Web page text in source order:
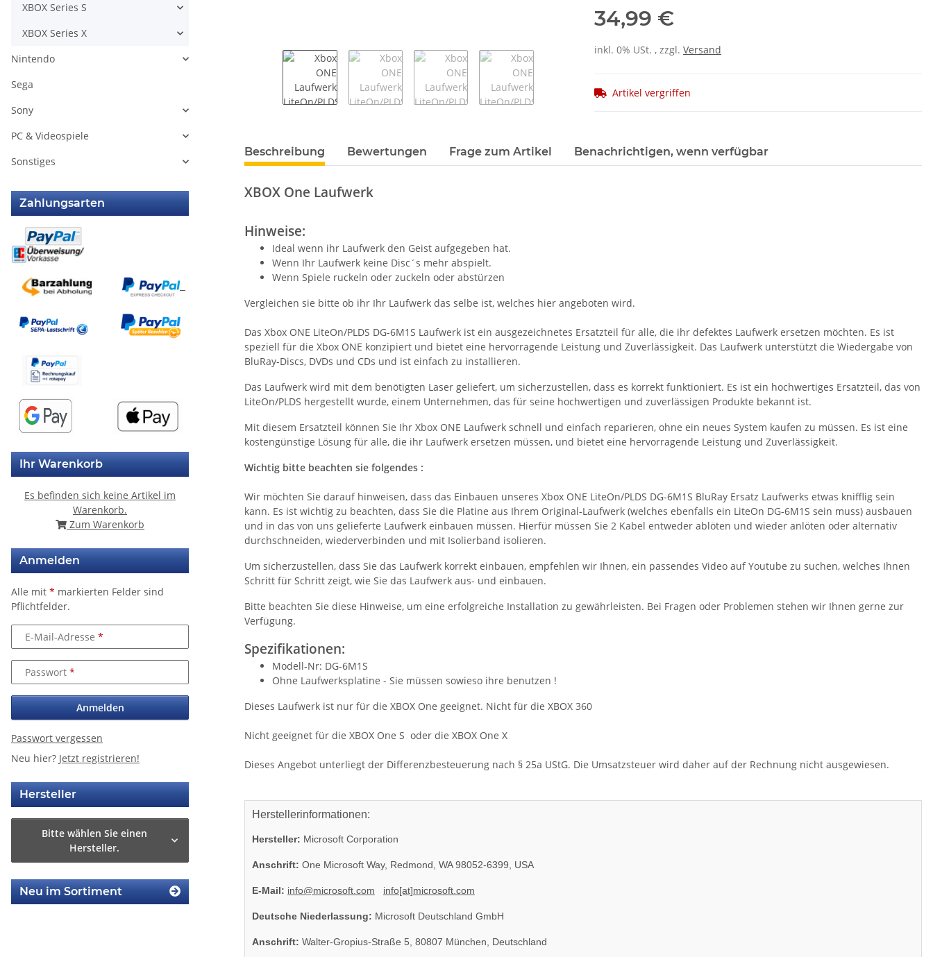
34,99 €
inkl. 0% USt. , zzgl. Versand
Artikel vergriffen
weitere Registerkarten anzeigen
Beschreibung Bewertungen Frage zum Artikel Benachrichtigen, wenn verfügbar
XBOX One Laufwerk
Hinweise:
Ideal wenn ihr Laufwerk den Geist aufgegeben hat.
Wenn Ihr Laufwerk keine Disc´s mehr abspielt.
Wenn Spiele ruckeln oder zuckeln oder abstürzen
Vergleichen sie bitte ob ihr Ihr Laufwerk das selbe ist, welches hier angeboten wird.
Das Xbox ONE LiteOn/PLDS DG-6M1S Laufwerk ist ein ausgezeichnetes Ersatzteil für alle, die ihr defektes Laufwerk ersetzen möchten. Es ist
speziell für die Xbox ONE konzipiert und bietet eine hervorragende Leistung und Zuverlässigkeit. Das Laufwerk unterstützt die Wiedergabe von
BluRay-Discs, DVDs und CDs und ist einfach zu installieren.
Das Laufwerk wird mit dem benötigten Laser geliefert, um sicherzustellen, dass es korrekt funktioniert. Es ist ein hochwertiges Ersatzteil, das von
LiteOn/PLDS hergestellt wurde, einem Unternehmen, das für seine hochwertigen und zuverlässigen Produkte bekannt ist.
Mit diesem Ersatzteil können Sie Ihr Xbox ONE Laufwerk schnell und einfach reparieren, ohne ein neues System kaufen zu müssen. Es ist eine
kostengünstige Lösung für alle, die ihr Laufwerk ersetzen müssen, und bietet eine hervorragende Leistung und Zuverlässigkeit.
Wichtig bitte beachten sie folgendes :
Wir möchten Sie darauf hinweisen, dass das Einbauen unseres Xbox ONE LiteOn/PLDS DG-6M1S BluRay Ersatz Laufwerks etwas knifflig sein
kann. Es ist wichtig zu beachten, dass Sie die Platine aus Ihrem Original-Laufwerk (welches ebenfalls ein LiteOn DG-6M1S sein muss) ausbauen
und in das von uns gelieferte Laufwerk einbauen müssen. Hierfür müssen Sie 2 Kabel entweder ablöten und wieder anlöten oder alternativ
durchschneiden, wiederverbinden und mit Isolierband isolieren.
Um sicherzustellen, dass Sie das Laufwerk korrekt einbauen, empfehlen wir Ihnen, ein passendes Video auf Youtube zu suchen, welches Ihnen
Schritt für Schritt zeigt, wie Sie das Laufwerk aus- und einbauen.
Bitte beachten Sie diese Hinweise, um eine erfolgreiche Installation zu gewährleisten. Bei Fragen oder Problemen stehen wir Ihnen gerne zur
Verfügung.
Spezifikationen:
Modell-Nr: DG-6M1S
Ohne Laufwerksplatine - Sie müssen sowieso ihre benutzen !
Dieses Laufwerk ist nur für die XBOX One geeignet. Nicht für die XBOX 360
Nicht geeignet für die XBOX One S oder die XBOX One X
Dieses Angebot unterliegt der Differenzbesteuerung nach § 25a UStG. Die Umsatzsteuer wird daher auf der Rechnung nicht ausgewiesen.
Herstellerinformationen:
Hersteller: Microsoft Corporation
Anschrift: One Microsoft Way, Redmond, WA 98052-6399, USA
E-Mail: info@microsoft.com info[at]microsoft.com
Deutsche Niederlassung: Microsoft Deutschland GmbH
Anschrift: Walter-Gropius-Straße 5, 80807 München, Deutschland
XBOX Series S
XBOX Series X
Nintendo
Sega
Sony
PC & Videospiele
Sonstiges
Zahlungsarten
Ihr Warenkorb
Es befinden sich keine Artikel im
Warenkorb.
Zum Warenkorb
Anmelden
Alle mit * markierten Felder sind
Pflichtfelder.
E-Mail-Adresse
Passwort
Anmelden
Passwort vergessen
Neu hier? Jetzt registrieren!
Hersteller
Bitte wählen Sie einen
Hersteller.
Neu im Sortiment